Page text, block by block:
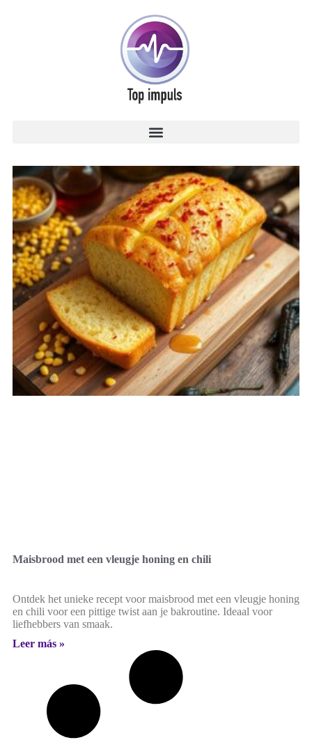
Maisbrood met een vleugje honing en chili
Ontdek het unieke recept voor maisbrood met een vleugje honing
en chili voor een pittige twist aan je bakroutine. Ideaal voor
liefhebbers van smaak.
Leer más »